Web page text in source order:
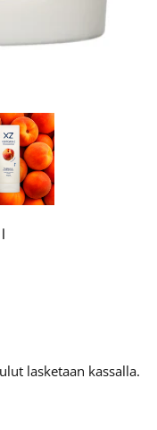
lasketaan kassalla.